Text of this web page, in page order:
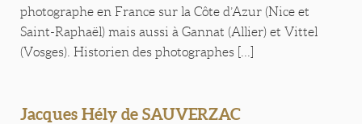
photographe en France sur la Côte d’Azur (Nice et
Saint-Raphaël) mais aussi à Gannat (Allier) et Vittel
(Vosges). Historien des photographes [...]
Jacques Hély de SAUVERZAC